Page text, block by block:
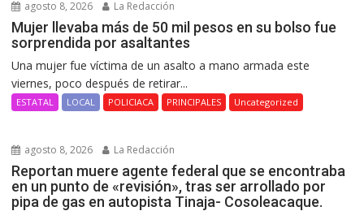
agosto 8, 2026 La Redacción
Mujer llevaba más de 50 mil pesos en su bolso fue
sorprendida por asaltantes
Una mujer fue víctima de un asalto a mano armada este
viernes, poco después de retirar...
ESTATAL LOCAL POLICIACA PRINCIPALES Uncategorized
agosto 8, 2026 La Redacción
Reportan muere agente federal que se encontraba
en un punto de «revisión», tras ser arrollado por
pipa de gas en autopista Tinaja- Cosoleacaque.